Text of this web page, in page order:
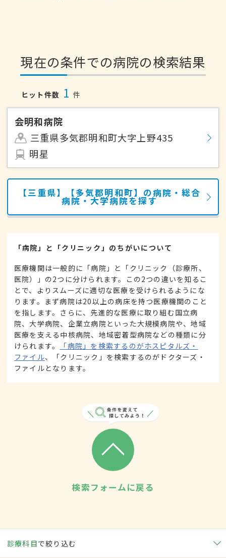
現在の条件での病院の検索結果
ヒット件数 1 件
会明和病院
三重県多気郡明和町大字上野435
明星
【三重県】【多気郡明和町】の病院・総合
病院・大学病院を探す
「病院」と「クリニック」のちがいについて
医療機関は一般的に「病院」と「クリニック（診療所、
医院）」の2つに分けられます。この2つの違いを知るこ
とで、よりスムーズに適切な医療を受けられるようにな
ります。まず病院は20以上の病床を持つ医療機関のこと
を指します。さらに、先進的な医療に取り組む国立病
院、大学病院、企業立病院といった大規模病院や、地域
医療を支える中核病院、地域密着型病院などの種類に分
けられます。
「病院」を検索するのがホスピタルズ・
ファイル、「クリニック」を検索するのがドクターズ・
ファイルとなります。
検索フォームに戻る
診療科目で絞り込む